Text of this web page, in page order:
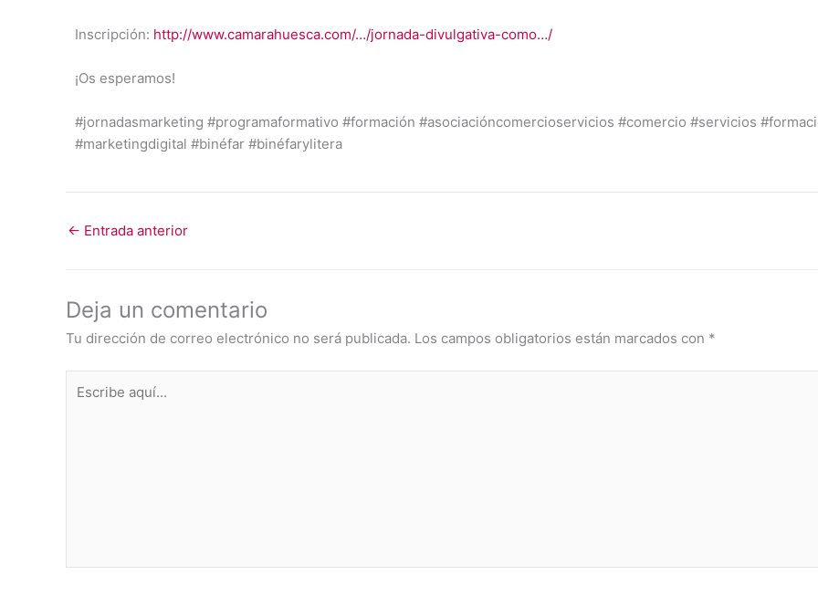
Inscripción: http://www.camarahuesca.com/…/jornada-divulgativa-como…/
¡Os esperamos!
#jornadasmarketing #programaformativo #formación #asociacióncomercioservicios #comercio #servicios
#marketingdigital #binéfar #binéfarylitera
← Entrada anterior
Deja un comentario
Tu dirección de correo electrónico no será publicada. Los campos obligatorios están marcados con *
aquí...